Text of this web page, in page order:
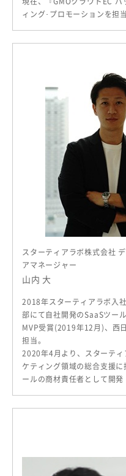
ィング･プロモーションを担当
スターティアラボ株式会社
アマネージャー
山内 大
2018年スターティアラボ入
部にて自社開発のSaaSツー
MVP受賞(2019年12月)、西
担当。
2020年4月より、スターテ
ケティング領域の総合支援
ールの商材責任者として開発